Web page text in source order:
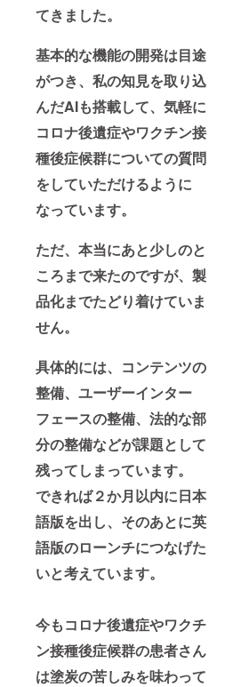
てきました。
基本的な機能の開発は目途
がつき、私の知見を取り込
んだAIも搭載して、気軽に
コロナ後遺症やワクチン接
種後症候群についての質問
をしていただけるように
なっています。
ただ、本当にあと少しのと
ころまで来たのですが、製
品化までたどり着けていま
せん。
具体的には、コンテンツの
整備、ユーザーインター
フェースの整備、法的な部
分の整備などが課題として
残ってしまっています。
できれば２か月以内に日本
語版を出し、そのあとに英
語版のローンチにつなげた
いと考えています。
今もコロナ後遺症やワクチ
ン接種後症候群の患者さん
は塗炭の苦しみを味わって